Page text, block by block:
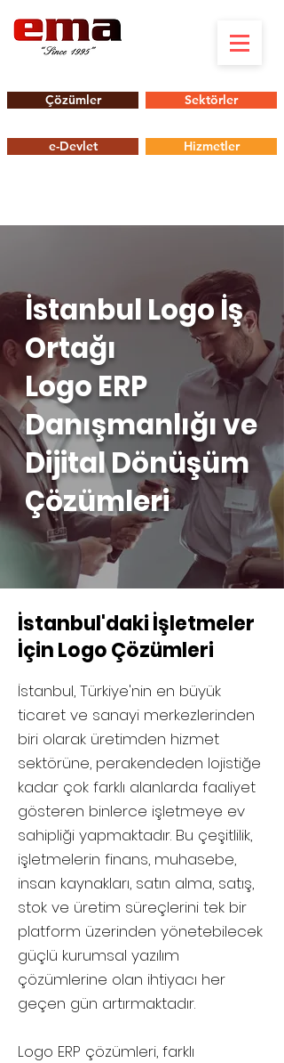
Çözümler Sektörler
e-Devlet Hizmetler
İstanbul Logo İş
Ortağı
Logo ERP
Danışmanlığı ve
Dijital Dönüşüm
Çözümleri
İstanbul'daki İşletmeler
İçin Logo Çözümleri
İstanbul, Türkiye'nin en büyük
ticaret ve sanayi merkezlerinden
biri olarak üretimden hizmet
sektörüne, perakendeden lojistiğe
kadar çok farklı alanlarda faaliyet
gösteren binlerce işletmeye ev
sahipliği yapmaktadır. Bu çeşitlilik,
işletmelerin finans, muhasebe,
insan kaynakları, satın alma, satış,
stok ve üretim süreçlerini tek bir
platform üzerinden yönetebilecek
güçlü kurumsal yazılım
çözümlerine olan ihtiyacı her
geçen gün artırmaktadır.
Logo ERP çözümleri, farklı